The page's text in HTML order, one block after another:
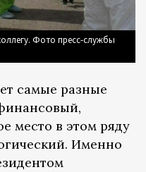
Фото пресс-службы
самые разные
место в этом ряду
Именно